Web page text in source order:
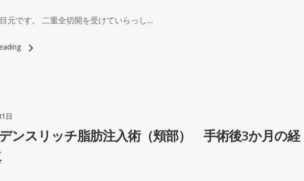
元です。 二重全切開を受けていらっし...
日
ンスリッチ脂肪注入術（頬部） 手術後3か月の経